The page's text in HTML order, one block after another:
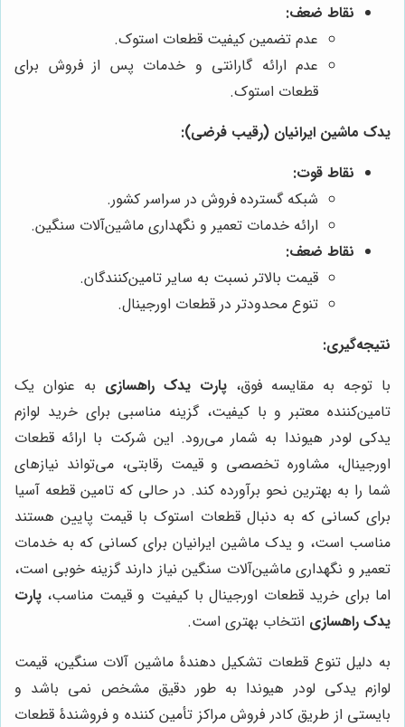
نقاط ضعف:
عدم تضمین کیفیت قطعات استوک.
عدم ارائه گارانتی و خدمات پس از فروش برای
قطعات استوک.
یدک ماشین ایرانیان (رقیب فرضی):
نقاط قوت:
شبکه گسترده فروش در سراسر کشور.
ارائه خدمات تعمیر و نگهداری ماشین‌آلات سنگین.
نقاط ضعف:
قیمت بالاتر نسبت به سایر تامین‌کنندگان.
تنوع محدودتر در قطعات اورجینال.
نتیجه‌گیری:
با توجه به مقایسه فوق، پارت یدک راهسازی به عنوان یک
تامین‌کننده معتبر و با کیفیت، گزینه مناسبی برای خرید لوازم
یدکی لودر هیوندا به شمار می‌رود. این شرکت با ارائه قطعات
اورجینال، مشاوره تخصصی و قیمت رقابتی، می‌تواند نیازهای
شما را به بهترین نحو برآورده کند. در حالی که تامین قطعه آسیا
برای کسانی که به دنبال قطعات استوک با قیمت پایین هستند
مناسب است، و یدک ماشین ایرانیان برای کسانی که به خدمات
تعمیر و نگهداری ماشین‌آلات سنگین نیاز دارند گزینه خوبی است،
اما برای خرید قطعات اورجینال با کیفیت و قیمت مناسب، پارت
یدک راهسازی انتخاب بهتری است.
به دلیل تنوع قطعات تشکیل دهندۀ ماشین آلات سنگین، قیمت
لوازم یدکی لودر هیوندا به طور دقیق مشخص نمی باشد و
بایستی از طریق کادر فروش مراکز تأمین کننده و فروشندۀ قطعات